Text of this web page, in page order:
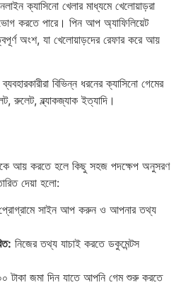
ক্যাসিনো খেলার মাধ্যমে খেলোয়াড়রা
করতে পারে। পিন আপ অ্যাফিলিয়েট
অংশ, যা খেলোয়াড়দের রেফার করে আয়
বিভিন্ন ধরনের ক্যাসিনো গেমের
রুলেট, ব্ল্যাকজ্যাক ইত্যাদি।
আয় করতে হলে কিছু সহজ পদক্ষেপ অনুসরণ
দেয়া হলো:
সাইন আপ করুন ও আপনার তথ্য
নিজের তথ্য যাচাই করতে ডকুমেন্টস
টাকা জমা দিন যাতে আপনি গেম শুরু করতে